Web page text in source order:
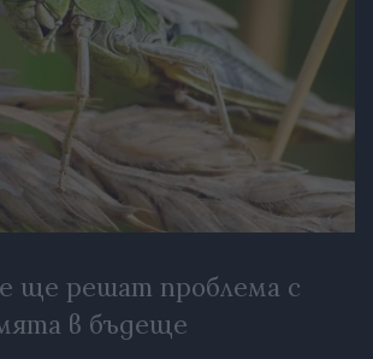
ще решат проблема с
в бъдеще